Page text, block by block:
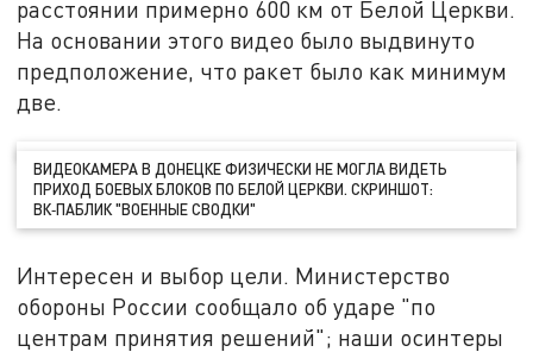
расстоянии примерно 600 км от Белой Церкви.
На основании этого видео было выдвинуто
предположение, что ракет было как минимум
две.
ВИДЕОКАМЕРА В ДОНЕЦКЕ ФИЗИЧЕСКИ НЕ МОГЛА ВИДЕТЬ
ПРИХОД БОЕВЫХ БЛОКОВ ПО БЕЛОЙ ЦЕРКВИ. СКРИНШОТ:
ВК‑ПАБЛИК "ВОЕННЫЕ СВОДКИ"
Интересен и выбор цели. Министерство
обороны России сообщало об ударе "по
центрам принятия решений"; наши осинтеры